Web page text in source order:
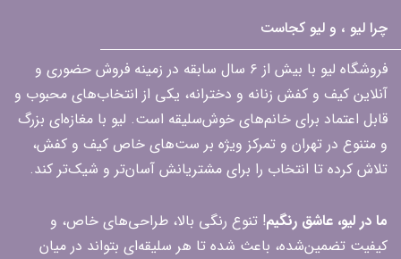
چرا لیو ، و لیو کجاست
فروشگاه لیو با بیش از ۶ سال سابقه در زمینه فروش حضوری و
آنلاین کیف و کفش زنانه و دخترانه، یکی از انتخاب‌های محبوب و
قابل اعتماد برای خانم‌های خوش‌سلیقه است. لیو با مغازه‌ای بزرگ
و متنوع در تهران و تمرکز ویژه بر ست‌های خاص کیف و کفش،
تلاش کرده تا انتخاب را برای مشتریانش آسان‌تر و شیک‌تر کند.
ما در لیو، عاشق رنگیم! تنوع رنگی بالا، طراحی‌های خاص، و
کیفیت تضمین‌شده، باعث شده تا هر سلیقه‌ای بتواند در میان